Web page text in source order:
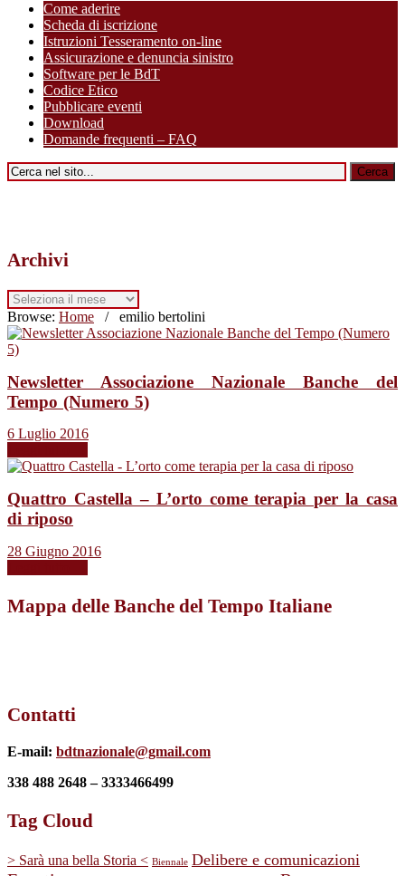
Come aderire
Scheda di iscrizione
Istruzioni Tesseramento on-line
Assicurazione e denuncia sinistro
Software per le BdT
Codice Etico
Pubblicare eventi
Download
Domande frequenti – FAQ
Archivi
Archivi
Browse: Home / emilio bertolini
Newsletter Associazione Nazionale Banche del
Tempo (Numero 5)
6 Luglio 2016
Quattro Castella – L’orto come terapia per la casa
di riposo
28 Giugno 2016
Mappa delle Banche del Tempo Italiane
Contatti
E-mail: bdtnazionale@gmail.com
338 488 2648 – 3333466499
Tag Cloud
> Sarà una bella Storia < Biennale Delibere e comunicazioni